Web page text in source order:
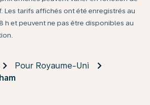
Les tarifs affichés ont été enregistrés au
h et peuvent ne pas être disponibles au
Pour Royaume-Uni